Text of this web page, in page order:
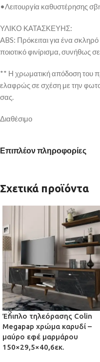
•Λειτουργία καθυστέρησης
ΥΛΙΚΟ ΚΑΤΑΣΚΕΥΗΣ:
ABS: Πρόκειται για ένα σκληρό
ποιοτικό φινίρισμα, συνήθως
** Η χρωματική απόδοση του
ελαφρώς σε σχέση με την
σας.
Διαθέσιμο
Επιπλέον πληροφορίες
Σχετικά προϊόντα
Έπιπλο τηλεόρασης Colin
Megapap χρώμα καρυδί –
μαύρο εφέ μαρμάρου
150×29,5×40,6εκ.